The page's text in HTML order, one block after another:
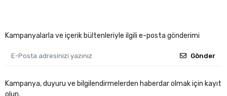
Kampanyalarla ve içerik bültenleriyle ilgili e-posta gönderimi
Gönder
Kampanya, duyuru ve bilgilendirmelerden haberdar olmak için kayıt
olun.